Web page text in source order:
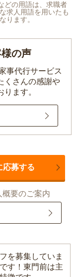
の用語は、求職者
求人用語を用いたも
ります。
の声
事代行サービス
くさんの感謝や
ます。
応募する
要のご案内
を募集していま
す！東門前は主